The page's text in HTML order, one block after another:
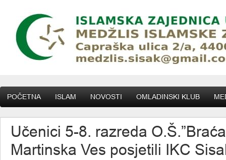
POČETNA ISLAM NOVOSTI OMLADINSKI KLUB
Učenici 5-8. razreda
Martinska Ves posjetili IKC